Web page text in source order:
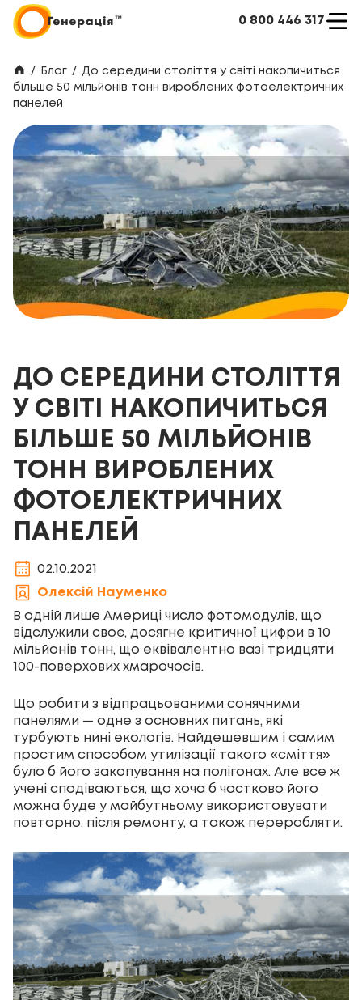
0 800 446 317
/ Блог /
До середини століття у світі накопичиться
більше 50 мільйонів тонн вироблених фотоелектричних
панелей
ДО СЕРЕДИНИ СТОЛІТТЯ
У СВІТІ НАКОПИЧИТЬСЯ
БІЛЬШЕ 50 МІЛЬЙОНІВ
ТОНН ВИРОБЛЕНИХ
ФОТОЕЛЕКТРИЧНИХ
ПАНЕЛЕЙ
02.10.2021
Олексій Науменко
В одній лише Америці число фотомодулів, що
відслужили своє, досягне критичної цифри в 10
мільйонів тонн, що еквівалентно вазі тридцяти
100-поверхових хмарочосів.
Що робити з відпрацьованими сонячними
панелями — одне з основних питань, які
турбують нині екологів. Найдешевшим і самим
простим способом утилізації такого «сміття»
було б його закопування на полігонах. Але все ж
учені сподіваються, що хоча б частково його
можна буде у майбутньому використовувати
повторно, після ремонту, а також переробляти.